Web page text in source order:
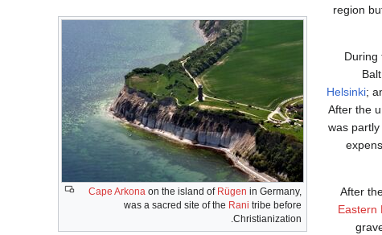
Cape Arkona on the island of Rügen in Germany,
was a sacred site of the Rani tribe before
Christianization.
region
During
Helsinki;
After the
was
After
Eastern